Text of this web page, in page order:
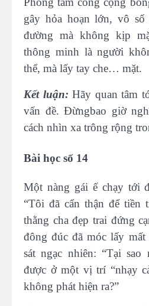
gây hỏa hoạn lớn, vô
đường mà không kịp
thông minh là người
thể, mà lấy tay che… mặt.
Kết luận: Hãy quan tâm
vấn đề. Đừngbao giờ
cách nhìn xa trông rộng
Bài học số 14
Một nàng gái ế chạy tới
“Tôi đã cẩn thận để tiền
thằng cha đẹp trai đứng
đông đúc đã móc lấy mất
sát ngạc nhiên: “Tại
được ở một vị trí “nhạy
không phát hiện ra?”